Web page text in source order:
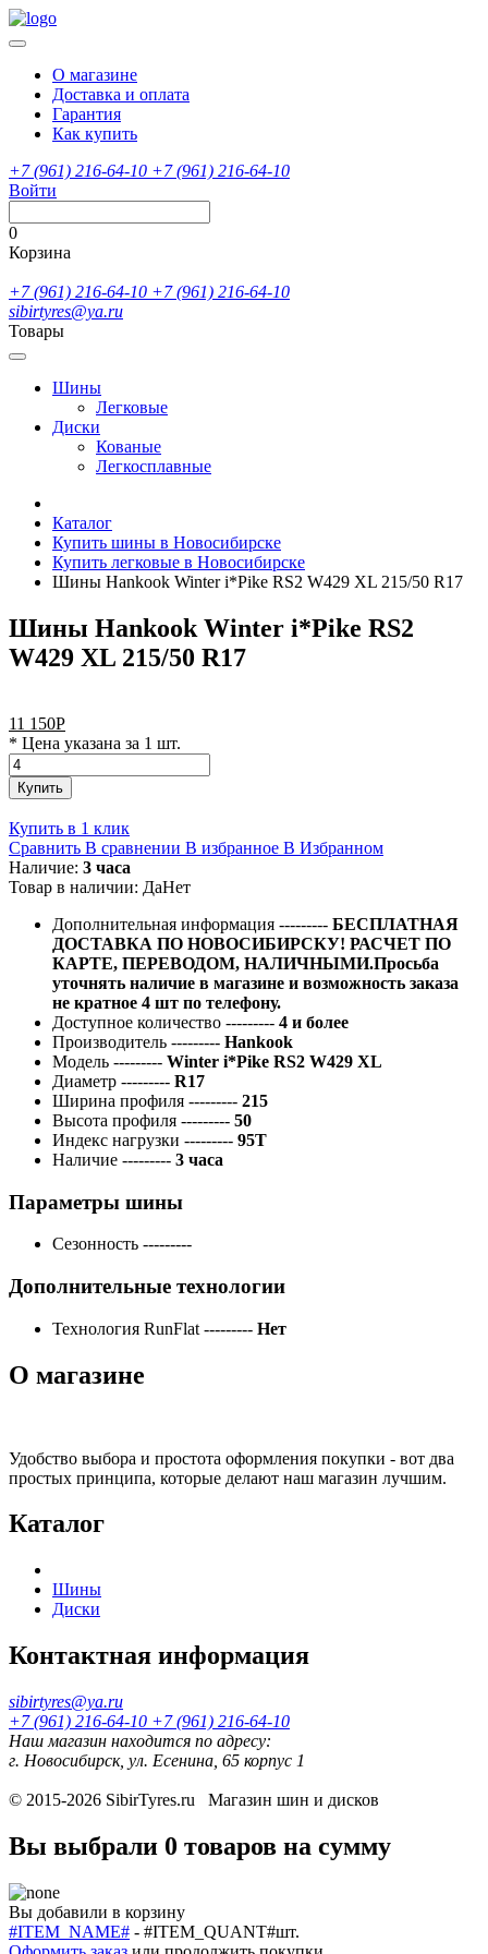
О магазине
Доставка и оплата
Гарантия
Как купить
+7 (961) 216-64-10 +7 (961) 216-64-10
Войти
0
Корзина
+7 (961) 216-64-10 +7 (961) 216-64-10
sibirtyres@ya.ru
Товары
Шины
Легковые
Диски
Кованые
Легкосплавные
Каталог
Купить шины в Новосибирске
Купить легковые в Новосибирске
Шины Hankook Winter i*Pike RS2 W429 XL 215/50 R17
Шины Hankook Winter i*Pike RS2
W429 XL 215/50 R17
11 150Р
* Цена указана за 1 шт.
Купить
Купить в 1 клик
Сравнить В сравнении В избранное В Избранном
Наличие: 3 часа
Товар в наличии: ДаНет
Дополнительная информация --------- БЕСПЛАТНАЯ
ДОСТАВКА ПО НОВОСИБИРСКУ! РАСЧЕТ ПО
КАРТЕ, ПЕРЕВОДОМ, НАЛИЧНЫМИ.Просьба
уточнять наличие в магазине и возможность заказа
не кратное 4 шт по телефону.
Доступное количество --------- 4 и более
Производитель --------- Hankook
Модель --------- Winter i*Pike RS2 W429 XL
Диаметр --------- R17
Ширина профиля --------- 215
Высота профиля --------- 50
Индекс нагрузки --------- 95T
Наличие --------- 3 часа
Параметры шины
Сезонность ---------
Дополнительные технологии
Технология RunFlat --------- Нет
О магазине
Удобство выбора и простота оформления покупки - вот два
простых принципа, которые делают наш магазин лучшим.
Каталог
Шины
Диски
Контактная информация
sibirtyres@ya.ru
+7 (961) 216-64-10 +7 (961) 216-64-10
Наш магазин находится по адресу:
г. Новосибирск, ул. Есенина, 65 корпус 1
© 2015-2026 SibirTyres.ru Магазин шин и дисков
Вы выбрали 0 товаров на сумму
Вы добавили в корзину
#ITEM_NAME# - #ITEM_QUANT#шт.